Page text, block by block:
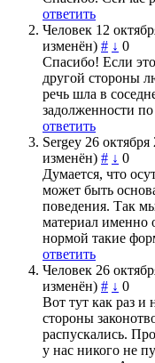
ответить
Человек 12
изменён) # ↓ 0
Спасибо! Если
другой стороны
речь шла в
задолженности
ответить
Sergey 26 октября
изменён) # ↓ 0
Думается, что
может быть
поведения. Так
материал именно
нормой такие
ответить
Человек 26
изменён) # ↓ 0
Вот тут как раз и
стороны
распускались.
у нас никого не